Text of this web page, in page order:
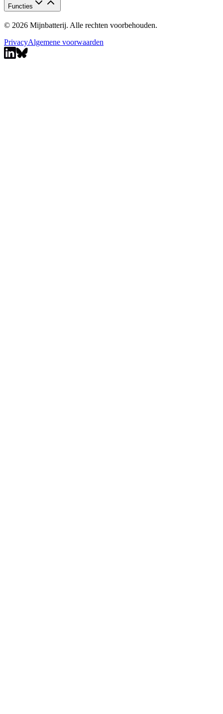
Functies
© 2026 Mijnbatterij. Alle rechten voorbehouden.
PrivacyAlgemene voorwaarden